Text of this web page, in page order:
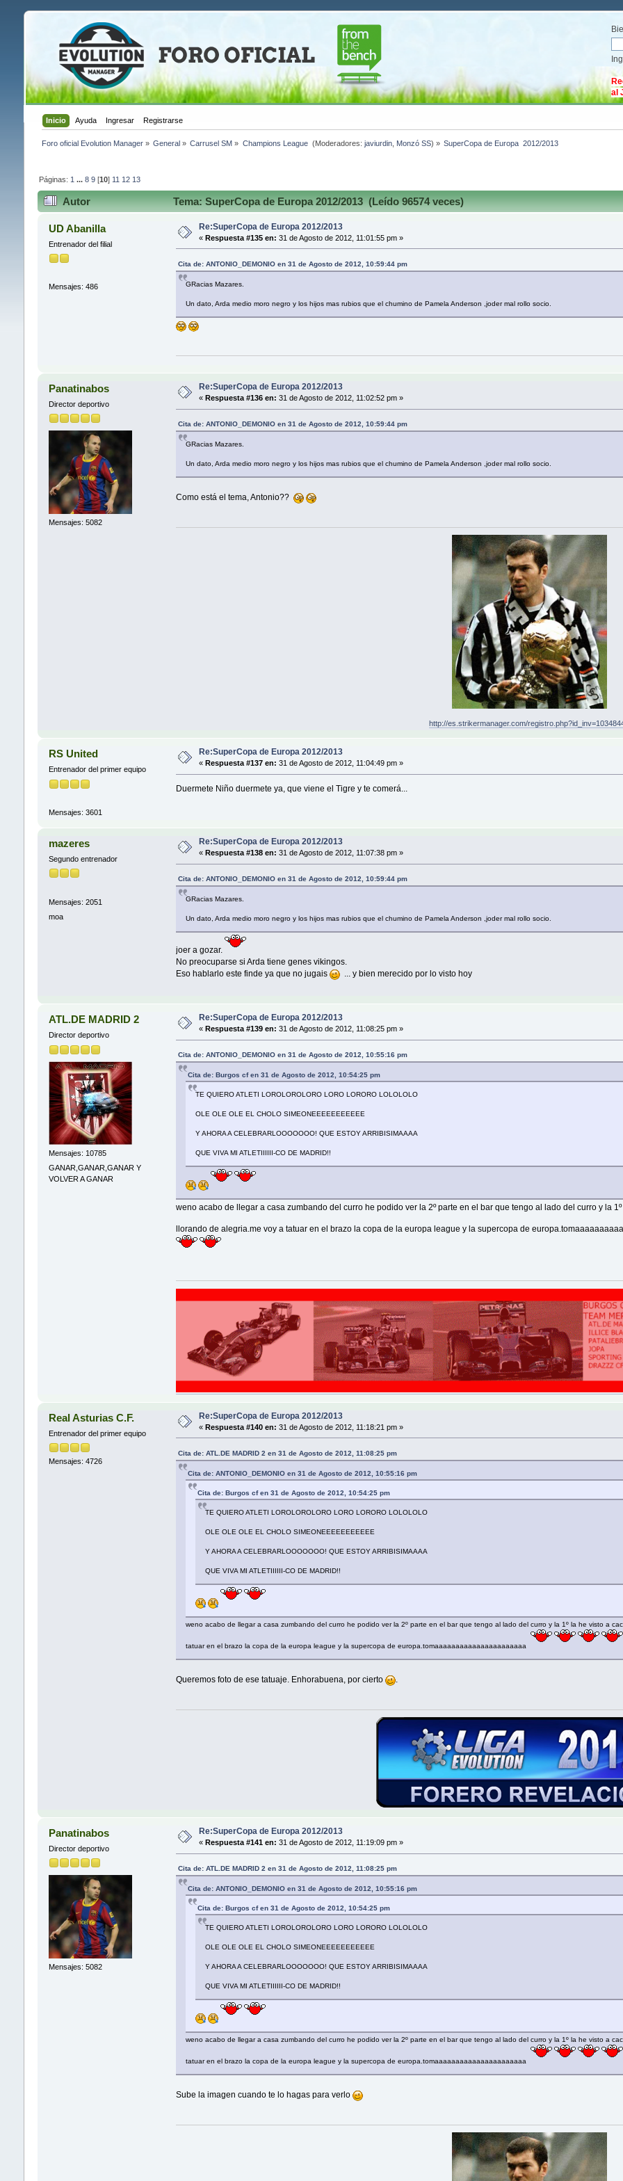
al
Inicio Ayuda Ingresar Registrarse
Foro oficial Evolution Manager» General » Carrusel SM » Champions League (Moderadores: javiurdin, Monzó SS) » SuperCopa de Europa  2012/2013
Páginas: 1 ... 8 9[10] 11 12 13
Autor Tema: SuperCopa de Europa 2012/2013 (Leído 96574 veces)
UD Abanilla
Entrenador del filial
Mensajes: 486
Re:SuperCopa de Europa 2012/2013
« Respuesta #135 en: 31 de Agosto de 2012, 11:01:55 pm »
Cita de: ANTONIO_DEMONIO en 31 de Agosto de 2012, 10:59:44 pm
GRacias Mazares.
Un dato, Arda medio moro negro y los hijos mas rubios que el chumino de Pamela Anderson ,joder mal rollo socio.
Panatinabos
Director deportivo
Mensajes: 5082
Re:SuperCopa de Europa 2012/2013
« Respuesta #136 en: 31 de Agosto de 2012, 11:02:52 pm »
Cita de: ANTONIO_DEMONIO en 31 de Agosto de 2012, 10:59:44 pm
GRacias Mazares.
Un dato, Arda medio moro negro y los hijos mas rubios que el chumino de Pamela Anderson ,joder mal rollo socio.
Como está el tema, Antonio??
http://es.strikermanager.com/
RS United
Entrenador del primer equipo
Mensajes: 3601
Re:SuperCopa de Europa 2012/2013
« Respuesta #137 en: 31 de Agosto de 2012, 11:04:49 pm »
Duermete Niño duermete ya, que viene el Tigre y te comerá...
mazeres
Segundo entrenador
Mensajes: 2051
moa
Re:SuperCopa de Europa 2012/2013
« Respuesta #138 en: 31 de Agosto de 2012, 11:07:38 pm »
Cita de: ANTONIO_DEMONIO en 31 de Agosto de 2012, 10:59:44 pm
GRacias Mazares.
Un dato, Arda medio moro negro y los hijos mas rubios que el chumino de Pamela Anderson ,joder mal rollo socio.
joer a gozar.
No preocuparse si Arda tiene genes vikingos.
Eso hablarlo este finde ya que no jugais
... y bien merecido por lo visto hoy
ATL.DE MADRID 2
Director deportivo
Mensajes: 10785
GANAR,GANAR,GANAR Y
VOLVER A GANAR
Re:SuperCopa de Europa 2012/2013
« Respuesta #139 en: 31 de Agosto de 2012, 11:08:25 pm »
Cita de: ANTONIO_DEMONIO en 31 de Agosto de 2012, 10:55:16 pm
Cita de: Burgos cf en 31 de Agosto de 2012, 10:54:25 pm
TE QUIERO ATLETI LOROLOROLORO LORO LORORO LOLOLOLO
OLE OLE OLE EL CHOLO SIMEONEEEEEEEEEEE
Y AHORA A CELEBRARLOOOOOOO! QUE ESTOY ARRIBISIMAAAA
QUE VIVA MI ATLETIIIIII-CO DE MADRID!!
weno acabo de llegar a casa zumbando del curro he podido ver la 2º parte en el bar que tengo al lado del curro y la
llorando de alegria.me voy a tatuar en el brazo la copa de la europa league y la supercopa de
Real Asturias C.F.
Entrenador del primer equipo
Mensajes: 4726
Re:SuperCopa de Europa 2012/2013
« Respuesta #140 en: 31 de Agosto de 2012, 11:18:21 pm »
Cita de: ATL.DE MADRID 2 en 31 de Agosto de 2012, 11:08:25 pm
Cita de: ANTONIO_DEMONIO en 31 de Agosto de 2012, 10:55:16 pm
Cita de: Burgos cf en 31 de Agosto de 2012, 10:54:25 pm
TE QUIERO ATLETI LOROLOROLORO LORO LORORO LOLOLOLO
OLE OLE OLE EL CHOLO SIMEONEEEEEEEEEEE
Y AHORA A CELEBRARLOOOOOOO! QUE ESTOY ARRIBISIMAAAA
QUE VIVA MI ATLETIIIIII-CO DE MADRID!!
weno acabo de llegar a casa zumbando del curro he podido ver la 2º parte en el bar que tengo al lado del curro y la 1º la he visto a
tatuar en el brazo la copa de la europa league y la supercopa de europa.tomaaaaaaaaaaaaaaaaaaaaaa
Queremos foto de ese tatuaje. Enhorabuena, por cierto
Panatinabos
Director deportivo
Mensajes: 5082
Re:SuperCopa de Europa 2012/2013
« Respuesta #141 en: 31 de Agosto de 2012, 11:19:09 pm »
Cita de: ATL.DE MADRID 2 en 31 de Agosto de 2012, 11:08:25 pm
Cita de: ANTONIO_DEMONIO en 31 de Agosto de 2012, 10:55:16 pm
Cita de: Burgos cf en 31 de Agosto de 2012, 10:54:25 pm
TE QUIERO ATLETI LOROLOROLORO LORO LORORO LOLOLOLO
OLE OLE OLE EL CHOLO SIMEONEEEEEEEEEEE
Y AHORA A CELEBRARLOOOOOOO! QUE ESTOY ARRIBISIMAAAA
QUE VIVA MI ATLETIIIIII-CO DE MADRID!!
weno acabo de llegar a casa zumbando del curro he podido ver la 2º parte en el bar que tengo al lado del curro y la 1º la he visto a
tatuar en el brazo la copa de la europa league y la supercopa de europa.tomaaaaaaaaaaaaaaaaaaaaaa
Sube la imagen cuando te lo hagas para verlo